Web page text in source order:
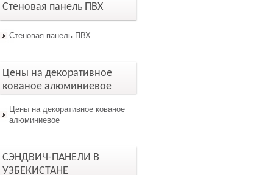
Стеновая панель ПВХ
Стеновая панель ПВХ
Цены на декоративное
кованое алюминиевое
Цены на декоративное кованое
алюминиевое
СЭНДВИЧ-ПАНЕЛИ В
УЗБЕКИСТАНЕ